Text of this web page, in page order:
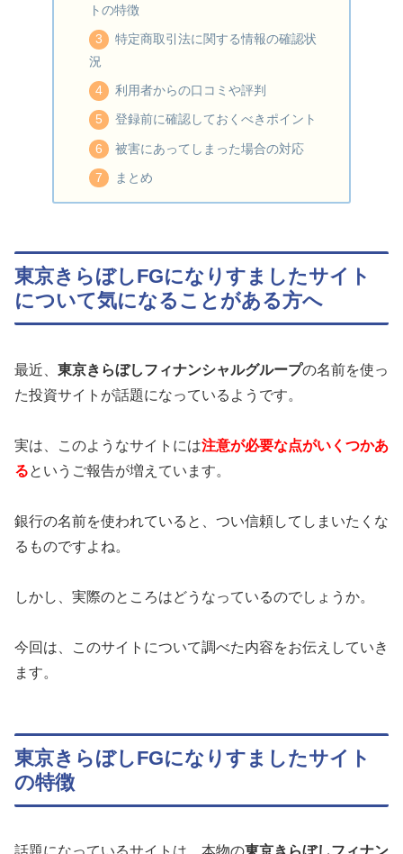
トの特徴
特定商取引法に関する情報の確認状
況
利用者からの口コミや評判
登録前に確認しておくべきポイント
被害にあってしまった場合の対応
まとめ
東京きらぼしFGになりすましたサイト
について気になることがある方へ
最近、 東京きらぼしフィナンシャルグループの名前を使っ
た投資サイトが話題になっているようです。
実は、このようなサイトには注意が必要な点がいくつかあ
るというご報告が増えています。
銀行の名前を使われていると、つい信頼してしまいたくな
るものですよね。
しかし、実際のところはどうなっているのでしょうか。
今回は、このサイトについて調べた内容をお伝えしていき
ます。
東京きらぼしFGになりすましたサイト
の特徴